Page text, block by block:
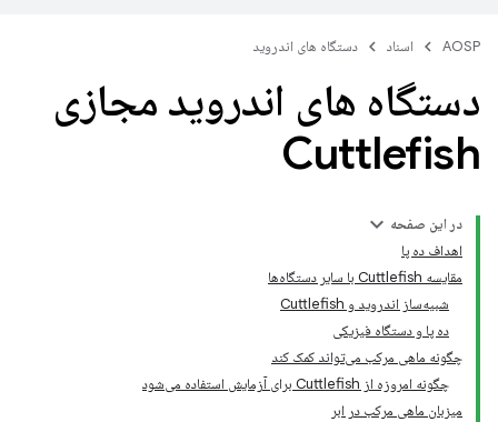
AOSP اسناد دستگاه های اندروید
دستگاه های اندروید مجازی
Cuttlefish
در این صفحه
اهداف ده پا
مقایسه Cuttlefish با سایر دستگاه‌ها
شبیه‌ساز اندروید و Cuttlefish
ده پا و دستگاه فیزیکی
چگونه ماهی مرکب می‌تواند کمک کند
چگونه امروزه از Cuttlefish برای آزمایش استفاده می‌شود
میزبان ماهی مرکب در ابر